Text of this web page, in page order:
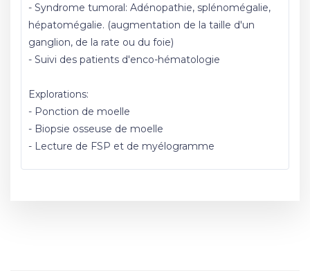
- Syndrome tumoral: Adénopathie, splénomégalie,
hépatomégalie. (augmentation de la taille d'un
ganglion, de la rate ou du foie)
- Suivi des patients d'enco-hématologie
Explorations:
- Ponction de moelle
- Biopsie osseuse de moelle
- Lecture de FSP et de myélogramme